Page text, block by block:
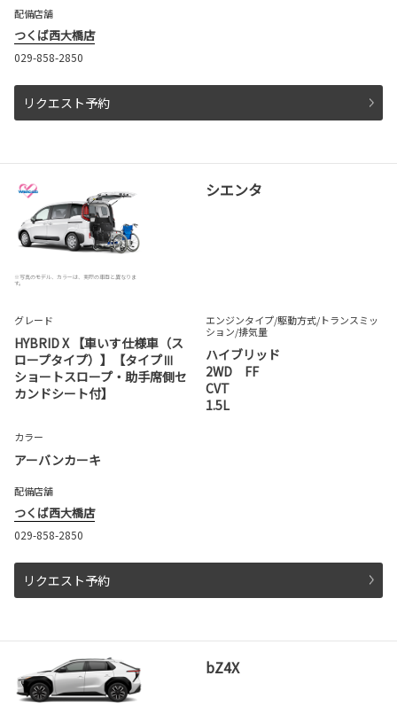
配備店舗
つくば西大橋店
029-858-2850
リクエスト予約
シエンタ
※写真のモデル、カラーは、実際の車両と異なりま
す。
グレード
HYBRID X 【車いす仕様車（ス
ロープタイプ）】【タイプⅢ
ショートスロープ・助手席側セ
カンドシート付】
エンジンタイプ/駆動方式/トランスミッ
ション/排気量
ハイブリッド
2WD FF
CVT
1.5L
カラー
アーバンカーキ
配備店舗
つくば西大橋店
029-858-2850
リクエスト予約
bZ4X